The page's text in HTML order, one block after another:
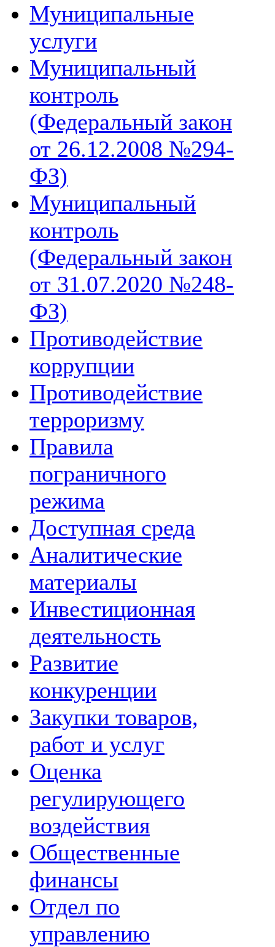
Муниципальные
услуги
Муниципальный
контроль
(Федеральный закон
от 26.12.2008 №294-
ФЗ)
Муниципальный
контроль
(Федеральный закон
от 31.07.2020 №248-
ФЗ)
Противодействие
коррупции
Противодействие
терроризму
Правила
пограничного
режима
Доступная среда
Аналитические
материалы
Инвестиционная
деятельность
Развитие
конкуренции
Закупки товаров,
работ и услуг
Оценка
регулирующего
воздействия
Общественные
финансы
Отдел по
управлению